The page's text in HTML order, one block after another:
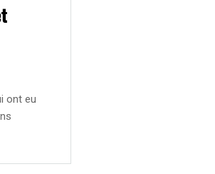
ont eu